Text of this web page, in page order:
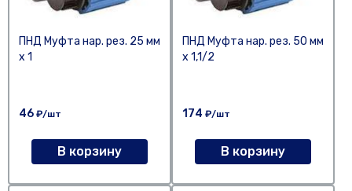
ПНД Муфта нар. рез. 25 мм
х 1
46 ₽/шт
В корзину
ПНД Муфта нар. рез. 50 мм
х 1,1/2
174 ₽/шт
В корзину